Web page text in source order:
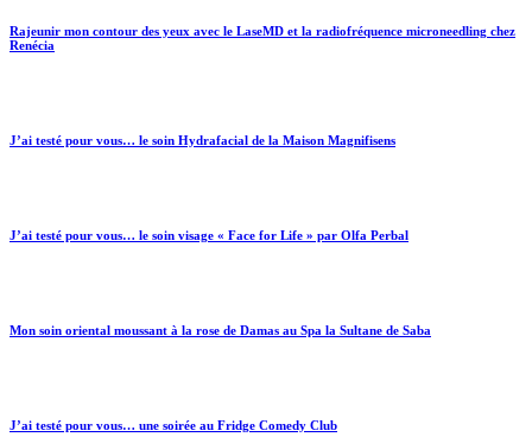
Rajeunir mon contour des yeux avec le LaseMD et la radiofréquence microneedling chez
Renécia
J’ai testé pour vous… le soin Hydrafacial de la Maison Magnifisens
J’ai testé pour vous… le soin visage « Face for Life » par Olfa Perbal
Mon soin oriental moussant à la rose de Damas au Spa la Sultane de Saba
J’ai testé pour vous… une soirée au Fridge Comedy Club